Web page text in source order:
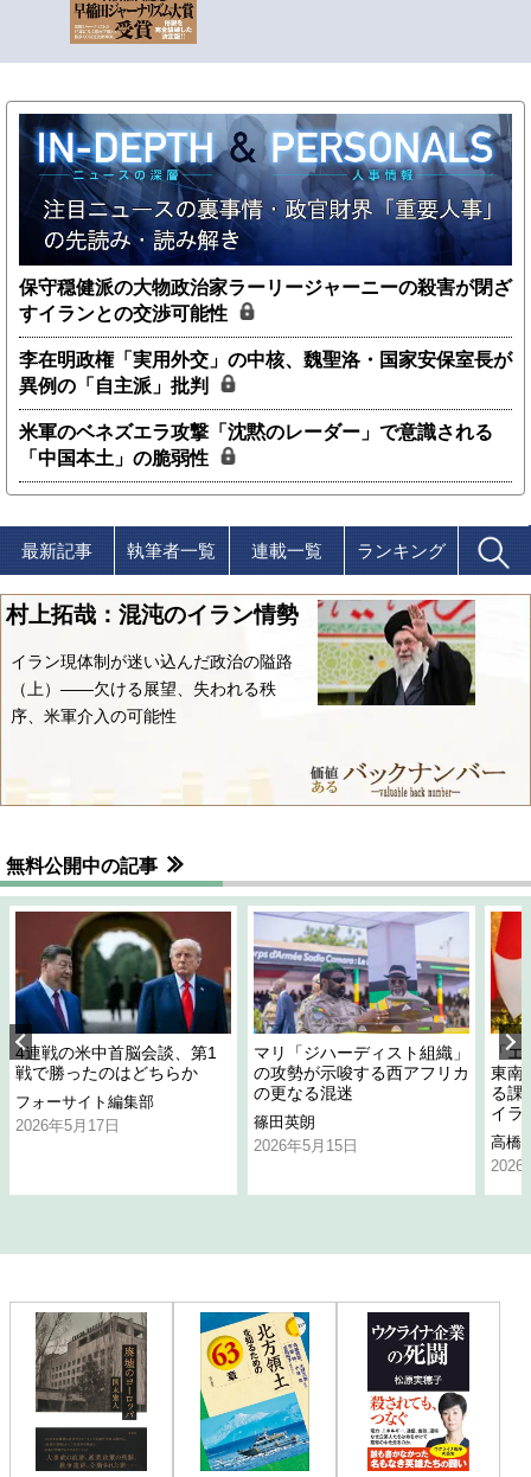
保守穏健派の大物政治家ラーリージャーニーの殺害が閉ざ
すイランとの交渉可能性
李在明政権「実用外交」の中核、魏聖洛・国家安保室長が
異例の「自主派」批判
米軍のベネズエラ攻撃「沈黙のレーダー」で意識される
「中国本土」の脆弱性
最新記事 執筆者一覧 連載一覧 ランキング
村上拓哉：混沌のイラン情勢
イラン現体制が迷い込んだ政治の隘路
（上）――欠ける展望、失われる秩
序、米軍介入の可能性
無料公開中の記事
4連戦の米中首脳会談、第1
戦で勝ったのはどちらか
フォーサイト編集部
2026年5月17日
マリ「ジハーディスト組織」
の攻勢が示唆する西アフリカ
の更なる混迷
篠田英朗
2026年5月15日
「
東南
る課
イラ
高橋
2026